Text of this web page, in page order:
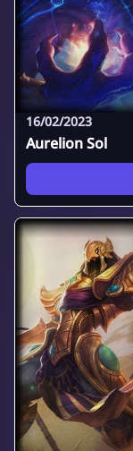
16/02/2023
Aurelion Sol